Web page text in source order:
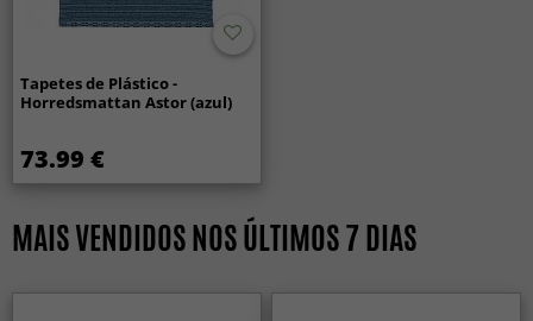
Tapetes de Plástico -
Horredsmattan Astor (azul)
73.99 €
MAIS VENDIDOS NOS ÚLTIMOS 7 DIAS